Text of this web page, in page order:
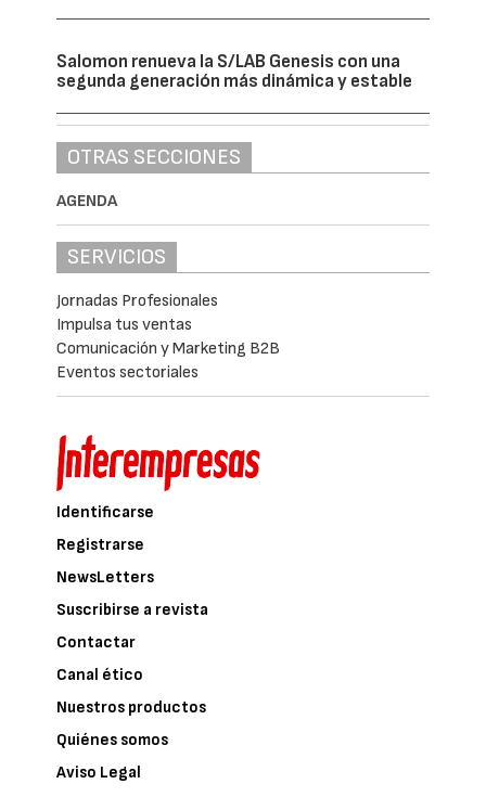
Salomon renueva la S/LAB Genesis con una
segunda generación más dinámica y estable
OTRAS SECCIONES
AGENDA
SERVICIOS
Jornadas Profesionales
Impulsa tus ventas
Comunicación y Marketing B2B
Eventos sectoriales
Identificarse
Registrarse
NewsLetters
Suscribirse a revista
Contactar
Canal ético
Nuestros productos
Quiénes somos
Aviso Legal